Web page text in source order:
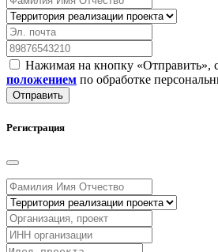
Нажимая на кнопку «Отправить»,
положением по обработке
Отправить
Регистрация